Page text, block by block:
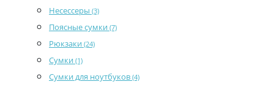
Несессеры (3)
Поясные сумки (7)
Рюкзаки (24)
Сумки (1)
Сумки для ноутбуков (4)